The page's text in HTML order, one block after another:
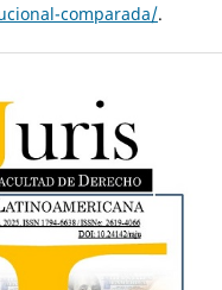
comparada/.